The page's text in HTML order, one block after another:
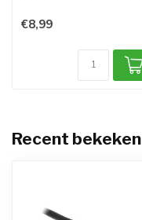
€8,99
Recent bekeken